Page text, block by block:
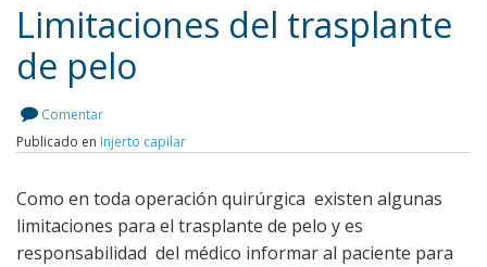
Limitaciones del trasplante
de pelo
Comentar
Publicado en Injerto capilar
Como en toda operación quirúrgica existen algunas
limitaciones para el trasplante de pelo y es
responsabilidad del médico informar al paciente para